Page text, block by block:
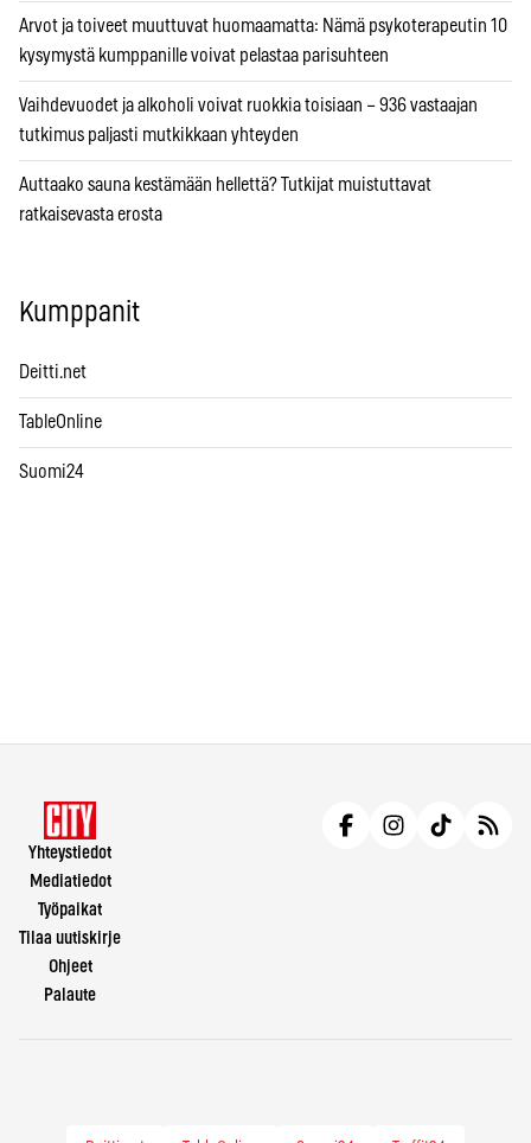
Arvot ja toiveet muuttuvat huomaamatta: Nämä psykoterapeutin 10
kysymystä kumppanille voivat pelastaa parisuhteen
Vaihdevuodet ja alkoholi voivat ruokkia toisiaan – 936 vastaajan
tutkimus paljasti mutkikkaan yhteyden
Auttaako sauna kestämään hellettä? Tutkijat muistuttavat
ratkaisevasta erosta
Kumppanit
Deitti.net
TableOnline
Suomi24
Yhteystiedot
Mediatiedot
Työpaikat
Tilaa uutiskirje
Ohjeet
Palaute